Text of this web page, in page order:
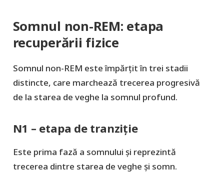
Somnul non-REM: etapa
recuperării fizice
Somnul non-REM este împărțit în trei stadii
distincte, care marchează trecerea progresivă
de la starea de veghe la somnul profund.
N1 – etapa de tranziție
Este prima fază a somnului și reprezintă
trecerea dintre starea de veghe și somn.